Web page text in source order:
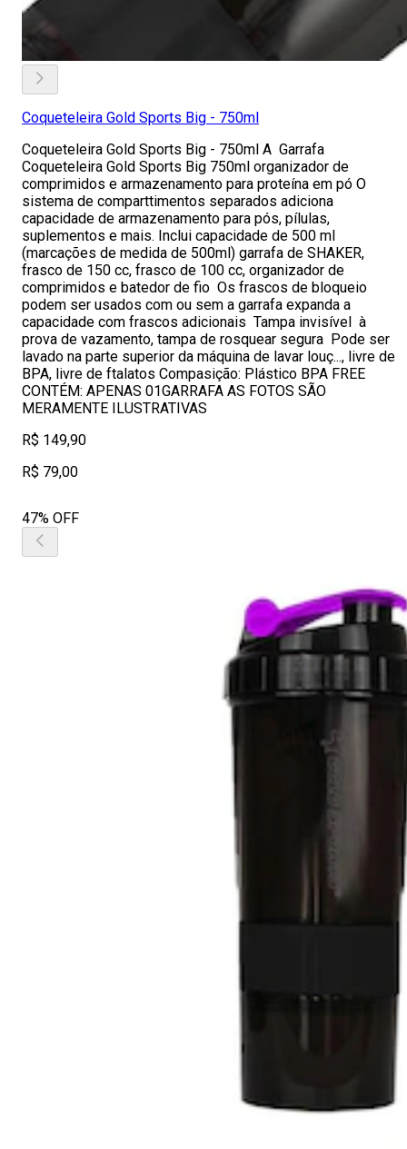
Coqueteleira Gold Sports Big - 750ml
Coqueteleira Gold Sports Big - 750ml A Garrafa
Coqueteleira Gold Sports Big 750ml organizador de
comprimidos e armazenamento para proteína em pó O
sistema de comparttimentos separados adiciona
capacidade de armazenamento para pós, pílulas,
suplementos e mais. Inclui capacidade de 500 ml
(marcações de medida de 500ml) garrafa de SHAKER,
frasco de 150 cc, frasco de 100 cc, organizador de
comprimidos e batedor de fio Os frascos de bloqueio
podem ser usados com ou sem a garrafa expanda a
capacidade com frascos adicionais Tampa invisível à
prova de vazamento, tampa de rosquear segura Pode ser
lavado na parte superior da máquina de lavar louç..., livre de
BPA, livre de ftalatos Compasição: Plástico BPA FREE
CONTÉM: APENAS 01GARRAFA AS FOTOS SÃO
MERAMENTE ILUSTRATIVAS
R$ 149,90
R$ 79,00
47% OFF